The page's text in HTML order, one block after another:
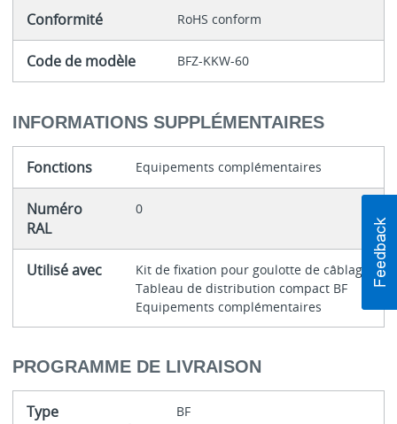
Conformité RoHS conform
Code de modèle BFZ-KKW-60
INFORMATIONS SUPPLÉMENTAIRES
Fonctions Equipements complémentaires
Numéro
RAL
0
Utilisé avec
Kit de fixation pour goulotte de câblage
Tableau de distribution compact BF
Equipements complémentaires
PROGRAMME DE LIVRAISON
Type
BF